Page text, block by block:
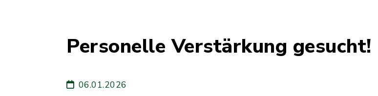
Personelle Verstärkung gesucht!
06.01.2026